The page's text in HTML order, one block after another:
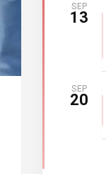
SEP
13
SEP
20